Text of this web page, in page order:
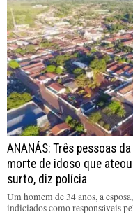
ANANÁS: Três pessoas
morte de idoso que
surto, diz polícia
Um homem de 34 anos, a
indiciados como responsáveis